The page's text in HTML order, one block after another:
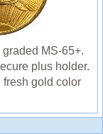
MS-65+.
plus holder.
gold color